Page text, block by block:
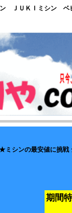
ン ＪＵＫＩミシン
ミシンの最安値に挑戦
期間